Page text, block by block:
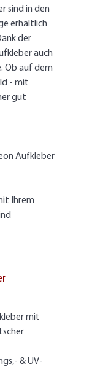
sind in den
erhältlich
der
auch
Ob auf dem
- mit
gut
Aufkleber
Ihrem
mit
& UV-